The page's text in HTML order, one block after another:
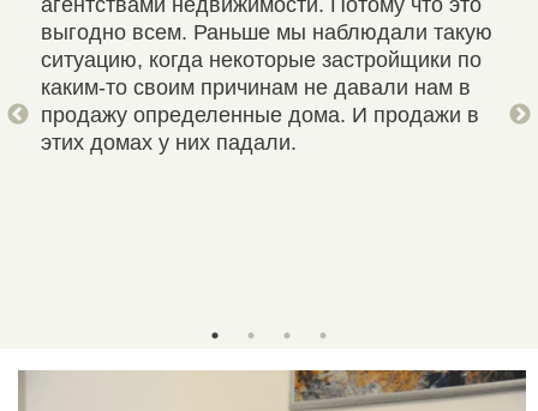
выгодно всем. Раньше мы наблюдали такую
ситуацию, когда некоторые застройщики по
каким-то своим причинам не давали нам в
продажу определенные дома. И продажи в
этих домах у них падали.